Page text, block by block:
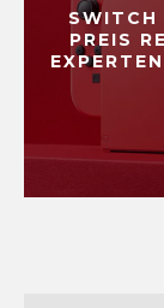
SWITCH
PREIS